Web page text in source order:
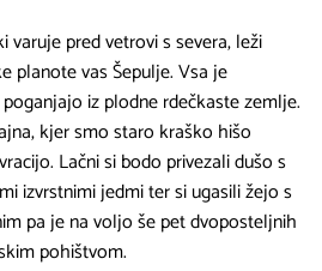
varuje pred vetrovi s severa, leži
planote vas Šepulje. Vsa je
iz plodne rdečkaste zemlje.
kjer smo staro kraško hišo
Lačni si bodo privezali dušo s
izvrstnimi jedmi ter si ugasili žejo s
pa je na voljo še pet dvoposteljnih
pohištvom.